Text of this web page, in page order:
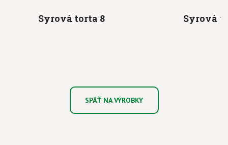
Syrová torta 8 Syrová
SPÄŤ NA VÝROBKY